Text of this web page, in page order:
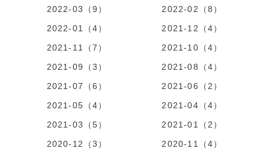
2022-03（9）
2022-02（8）
2022-01（4）
2021-12（4）
2021-11（7）
2021-10（4）
2021-09（3）
2021-08（4）
2021-07（6）
2021-06（2）
2021-05（4）
2021-04（4）
2021-03（5）
2021-01（2）
2020-12（3）
2020-11（4）